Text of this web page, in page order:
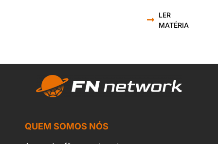
LER
MATÉRIA
QUEM SOMOS NÓS